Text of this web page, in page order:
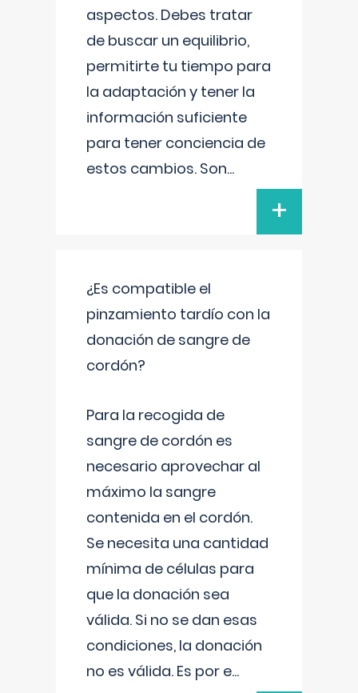
aspectos. Debes tratar
de buscar un equilibrio,
permitirte tu tiempo para
la adaptación y tener la
información suficiente
para tener conciencia de
estos cambios. Son...
+
¿Es compatible el
pinzamiento tardío con la
donación de sangre de
cordón?
Para la recogida de
sangre de cordón es
necesario aprovechar al
máximo la sangre
contenida en el cordón.
Se necesita una cantidad
mínima de células para
que la donación sea
válida. Si no se dan esas
condiciones, la donación
no es válida. Es por e...